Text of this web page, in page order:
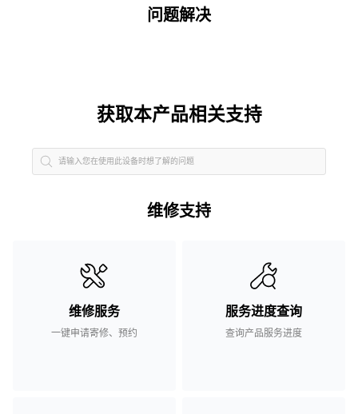
问题解决
获取本产品相关支持
维修支持
维修服务
一键申请寄修、预约
服务进度查询
查询产品服务进度